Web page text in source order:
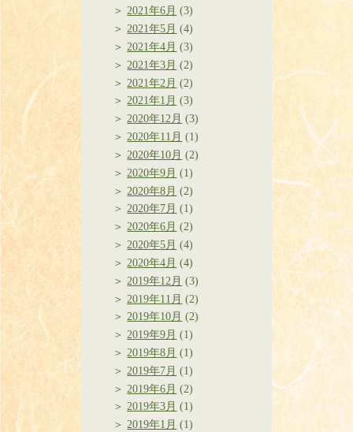
2021年6月 (3)
2021年5月 (4)
2021年4月 (3)
2021年3月 (2)
2021年2月 (2)
2021年1月 (3)
2020年12月 (3)
2020年11月 (1)
2020年10月 (2)
2020年9月 (1)
2020年8月 (2)
2020年7月 (1)
2020年6月 (2)
2020年5月 (4)
2020年4月 (4)
2019年12月 (3)
2019年11月 (2)
2019年10月 (2)
2019年9月 (1)
2019年8月 (1)
2019年7月 (1)
2019年6月 (2)
2019年3月 (1)
2019年1月 (1)